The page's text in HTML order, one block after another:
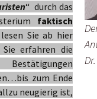
“ durch das
faktisch
Sie ab hier
erfahren die
zum Ende
neugierig ist,